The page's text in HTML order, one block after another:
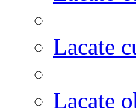
Lacate
Lacate